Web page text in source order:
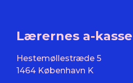
Lærernes a-kasse
Hestemøllestræde 5
1464 København K